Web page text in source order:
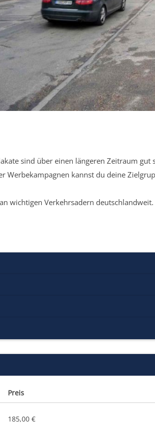
sind über einen längeren Zeitraum
Werbekampagnen kannst du deine
wichtigen Verkehrsadern
Preis
185,00 €